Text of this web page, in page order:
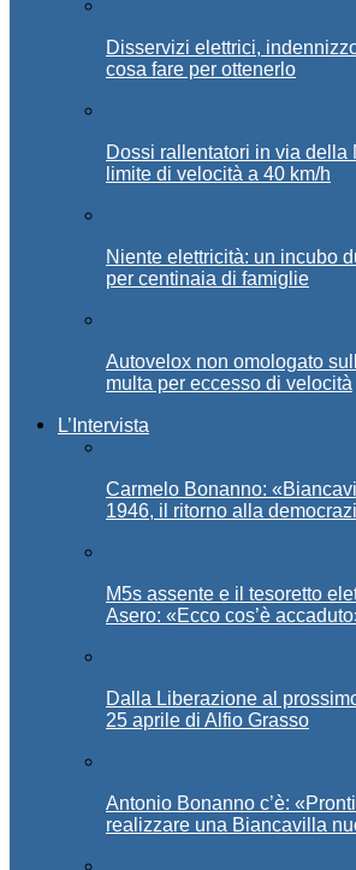
Disservizi elettrici,
cosa fare per ottenerlo
Dossi rallentatori in via della
limite di velocità a 40 km/h
Niente elettricità: un incubo
per centinaia di famiglie
Autovelox non omologato
multa per eccesso di velocità
L’Intervista
Carmelo Bonanno:
1946, il ritorno alla
M5s assente e il tesoretto
Asero: «Ecco cos’è
Dalla Liberazione al
25 aprile di Alfio Grasso
Antonio Bonanno c’è:
realizzare una Biancavilla